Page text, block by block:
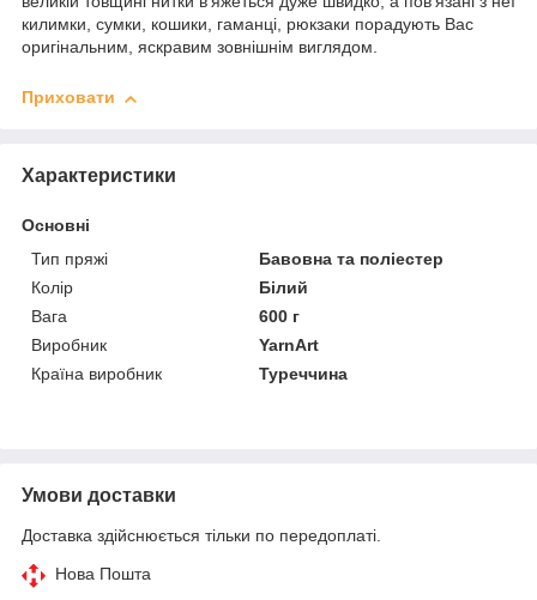
килимки, сумки, кошики, гаманці, рюкзаки порадують Вас
оригінальним, яскравим зовнішнім виглядом.
Приховати
Характеристики
Основні
Тип пряжі
Бавовна та поліестер
Колір
Білий
Вага
600 г
Виробник
YarnArt
Країна виробник
Туреччина
Умови доставки
Доставка здійснюється тільки по передоплаті.
Нова Пошта